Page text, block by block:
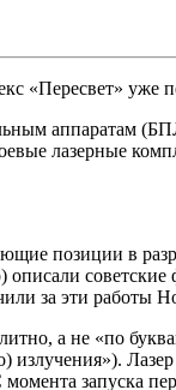
«Пересвет»
аппаратам
лазерные
позиции в
описали
за эти работы
а не «по
запуска